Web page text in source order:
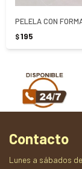
$195
Contacto
Lunes a sábados